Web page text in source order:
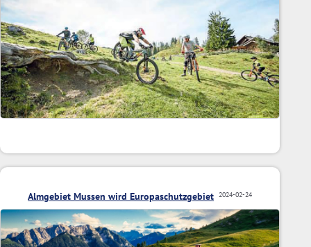
2024-02-24
Almgebiet Mussen wird Europaschutzgebiet